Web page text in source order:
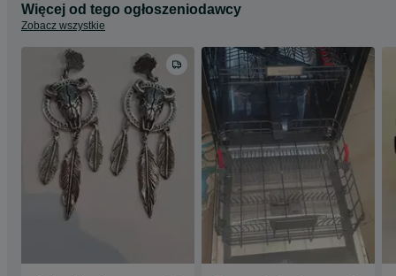
Więcej od tego ogłoszeniodawcy
Zobacz wszystkie